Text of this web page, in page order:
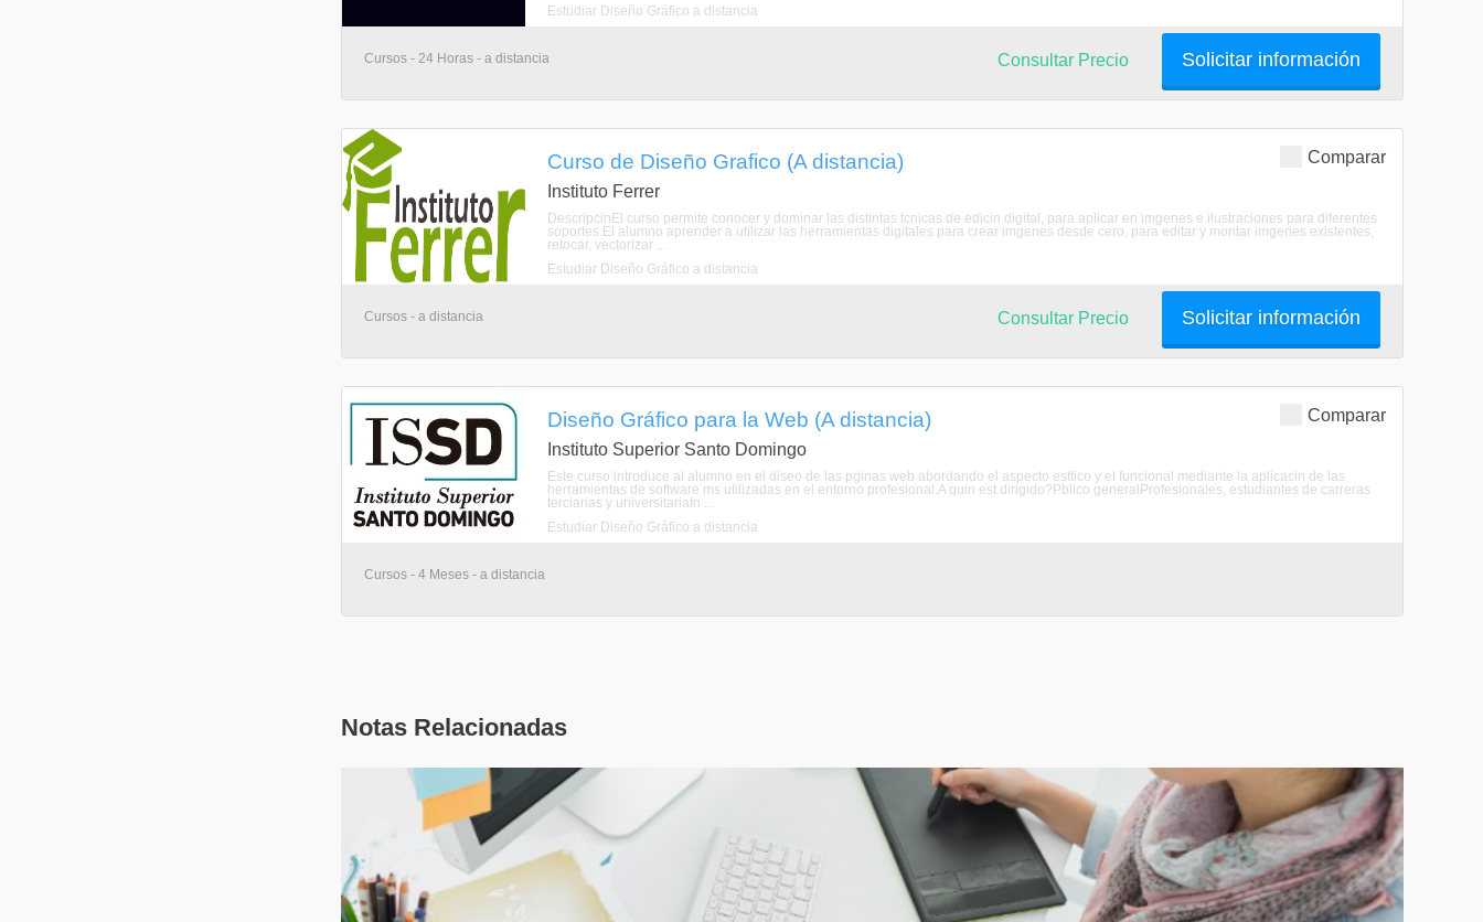
Estudiar Diseño Gráfico a distancia
Cursos - 24 Horas - a distancia Solicitar información
Consultar Precio
Comparar
Curso de Diseño Grafico (A distancia)
Instituto Ferrer
DescripcinEl curso permite conocer y dominar las distintas tcnicas de edicin digital, para aplicar en imgenes e ilustraciones para diferentes
soportes.El alumno aprender a utilizar las herramientas digitales para crear imgenes desde cero, para editar y montar imgenes existentes,
retocar, vectorizar ...
Estudiar Diseño Gráfico a distancia
Cursos - a distancia Solicitar información
Consultar Precio
Comparar
Diseño Gráfico para la Web (A distancia)
Instituto Superior Santo Domingo
Este curso introduce al alumno en el diseo de las pginas web abordando el aspecto esttico y el funcional mediante la aplicacin de las
herramientas de software ms utilizadas en el entorno profesional.A quin est dirigido?Pblico generalProfesionales, estudiantes de carreras
terciarias y universitariaIn ...
Estudiar Diseño Gráfico a distancia
Cursos - 4 Meses - a distancia
Notas Relacionadas